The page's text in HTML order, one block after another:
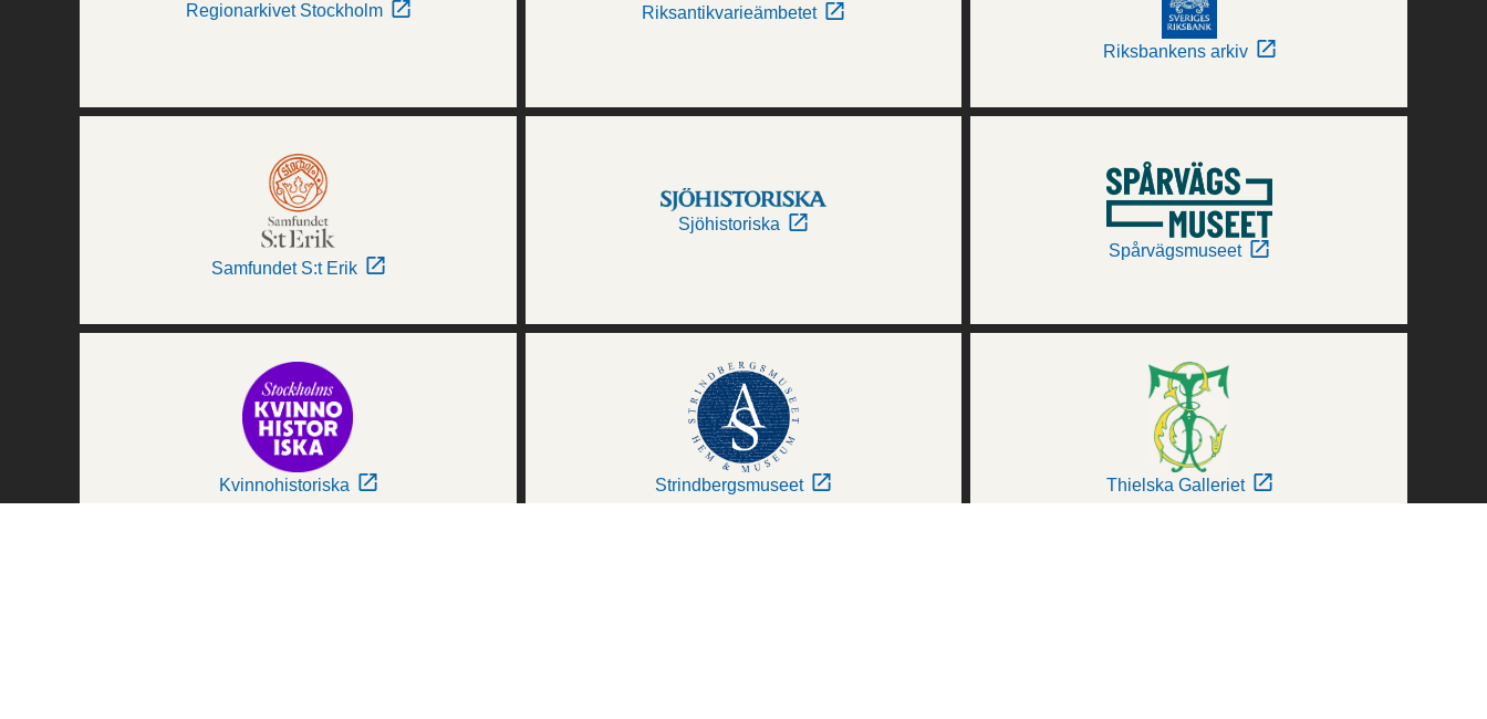
Regionarkivet Stockholm Riksantikvarieämbetet
Riksbankens arkiv
Samfundet S:t Erik
Sjöhistoriska
Spårvägsmuseet
Kvinnohistoriska Strindbergsmuseet Thielska Galleriet